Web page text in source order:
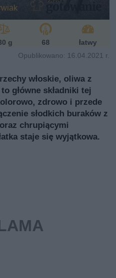
g 68
łatwy
Opublikowano: 16.04.2021 r.
włoskie, oliwa z
główne składniki tej
zdrowo i przede
słodkich buraków z
chrupiącymi
staje się wyjątkowa.